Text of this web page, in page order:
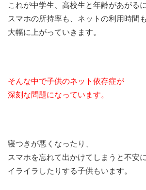
これが中学生、高校生と年齢があがる
スマホの所持率も、ネットの利用時間も
大幅に上がっていきます。
そんな中で子供のネット依存症が
深刻な問題になっています。
寝つきが悪くなったり、
スマホを忘れて出かけてしまうと不安
イライラしたりする子供もいます。